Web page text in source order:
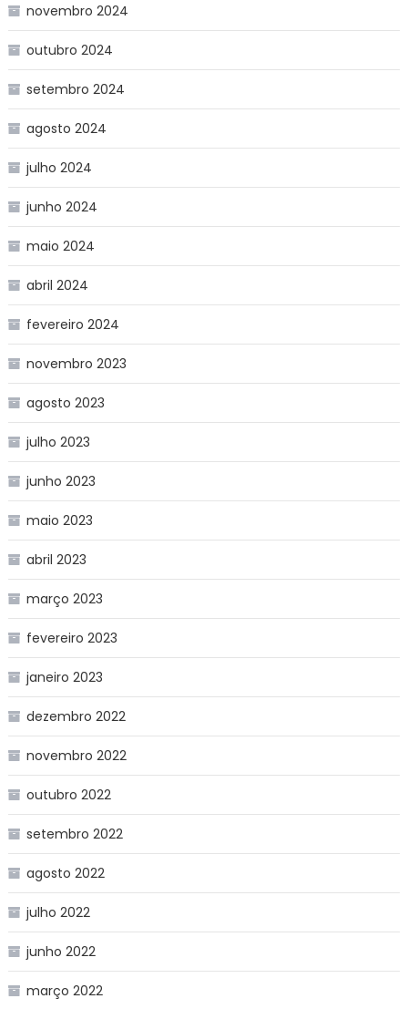
novembro 2024
outubro 2024
setembro 2024
agosto 2024
julho 2024
junho 2024
maio 2024
abril 2024
fevereiro 2024
novembro 2023
agosto 2023
julho 2023
junho 2023
maio 2023
abril 2023
março 2023
fevereiro 2023
janeiro 2023
dezembro 2022
novembro 2022
outubro 2022
setembro 2022
agosto 2022
julho 2022
junho 2022
março 2022